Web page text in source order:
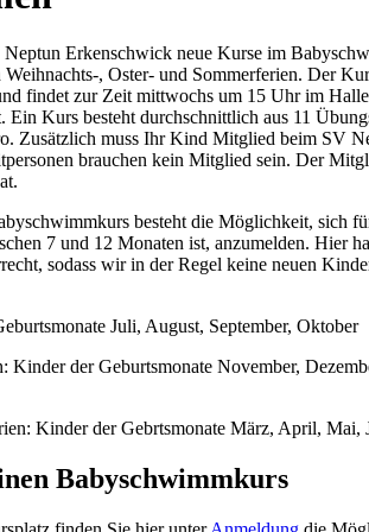
Erkenschwick neue Kurse im
Weihnachts-, Oster- und Sommerferien. Der
findet zur Zeit mittwochs um 15 Uhr im
Ein Kurs besteht durchschnittlich aus 11
Zusätzlich muss Ihr Kind Mitglied beim SV
brauchen kein Mitglied sein. Der
besteht die Möglichkeit, sich
7 und 12 Monaten ist, anzumelden. Hier
sodass wir in der Regel keine neuen
Juli, August, September, Oktober
Kinder der Geburtsmonate November,
Kinder der Gebrtsmonate März, April, Mai,
Babyschwimmkurs